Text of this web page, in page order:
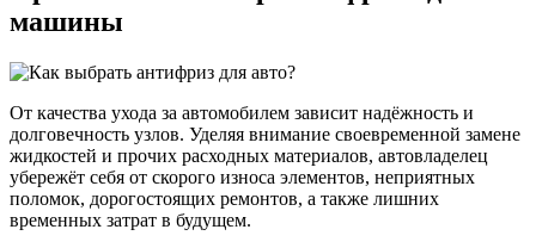
машины
От качества ухода за автомобилем зависит надёжность и
долговечность узлов. Уделяя внимание своевременной замене
жидкостей и прочих расходных материалов, автовладелец
убережёт себя от скорого износа элементов, неприятных
поломок, дорогостоящих ремонтов, а также лишних
временных затрат в будущем.